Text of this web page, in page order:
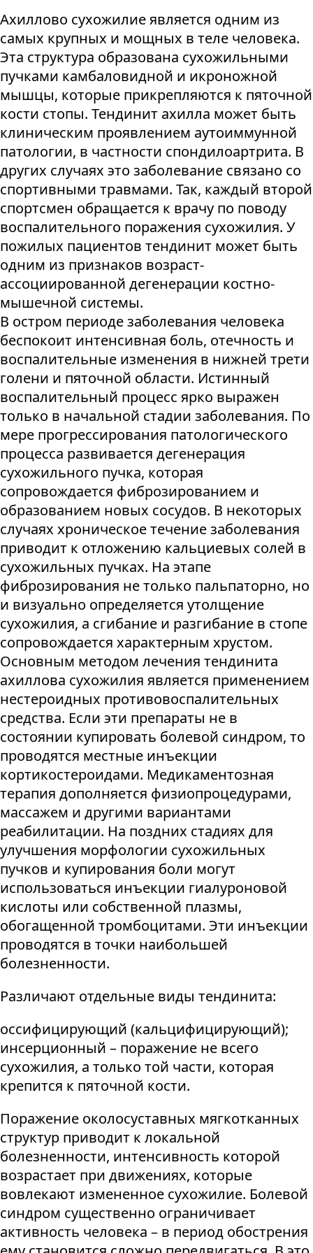
Ахиллово сухожилие является одним из
самых крупных и мощных в теле человека.
Эта структура образована сухожильными
пучками камбаловидной и икроножной
мышцы, которые прикрепляются к пяточной
кости стопы. Тендинит ахилла может быть
клиническим проявлением аутоиммунной
патологии, в частности спондилоартрита. В
других случаях это заболевание связано со
спортивными травмами. Так, каждый второй
спортсмен обращается к врачу по поводу
воспалительного поражения сухожилия. У
пожилых пациентов тендинит может быть
одним из признаков возраст-
ассоциированной дегенерации костно-
мышечной системы.
В остром периоде заболевания человека
беспокоит интенсивная боль, отечность и
воспалительные изменения в нижней трети
голени и пяточной области. Истинный
воспалительный процесс ярко выражен
только в начальной стадии заболевания. По
мере прогрессирования патологического
процесса развивается дегенерация
сухожильного пучка, которая
сопровождается фиброзированием и
образованием новых сосудов. В некоторых
случаях хроническое течение заболевания
приводит к отложению кальциевых солей в
сухожильных пучках. На этапе
фиброзирования не только пальпаторно, но
и визуально определяется утолщение
сухожилия, а сгибание и разгибание в стопе
сопровождается характерным хрустом.
Основным методом лечения тендинита
ахиллова сухожилия является применением
нестероидных противовоспалительных
средства. Если эти препараты не в
состоянии купировать болевой синдром, то
проводятся местные инъекции
кортикостероидами. Медикаментозная
терапия дополняется физиопроцедурами,
массажем и другими вариантами
реабилитации. На поздних стадиях для
улучшения морфологии сухожильных
пучков и купирования боли могут
использоваться инъекции гиалуроновой
кислоты или собственной плазмы,
обогащенной тромбоцитами. Эти инъекции
проводятся в точки наибольшей
болезненности.
Различают отдельные виды тендинита:
оссифицирующий (кальцифицирующий);
инсерционный – поражение не всего
сухожилия, а только той части, которая
крепится к пяточной кости.
Поражение околосуставных мягкотканных
структур приводит к локальной
болезненности, интенсивность которой
возрастает при движениях, которые
вовлекают измененное сухожилие. Болевой
синдром существенно ограничивает
активность человека – в период обострения